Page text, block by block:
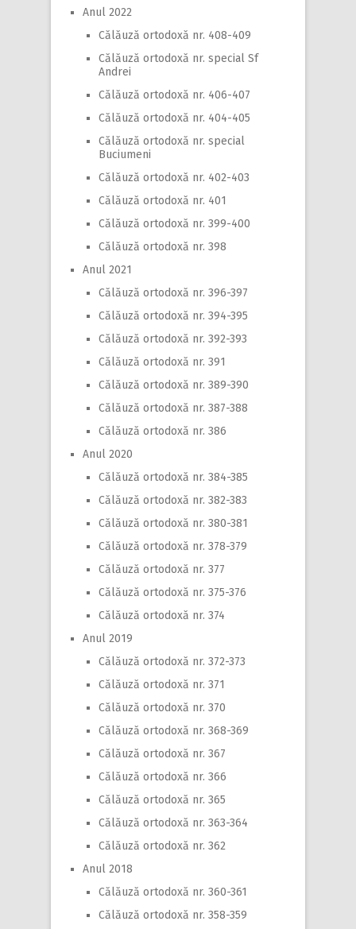
Anul 2022
Călăuză ortodoxă nr. 408-409
Călăuză ortodoxă nr. special Sf
Andrei
Călăuză ortodoxă nr. 406-407
Călăuză ortodoxă nr. 404-405
Călăuză ortodoxă nr. special
Buciumeni
Călăuză ortodoxă nr. 402-403
Călăuză ortodoxă nr. 401
Călăuză ortodoxă nr. 399-400
Călăuză ortodoxă nr. 398
Anul 2021
Călăuză ortodoxă nr. 396-397
Călăuză ortodoxă nr. 394-395
Călăuză ortodoxă nr. 392-393
Călăuză ortodoxă nr. 391
Călăuză ortodoxă nr. 389-390
Călăuză ortodoxă nr. 387-388
Călăuză ortodoxă nr. 386
Anul 2020
Călăuză ortodoxă nr. 384-385
Călăuză ortodoxă nr. 382-383
Călăuză ortodoxă nr. 380-381
Călăuză ortodoxă nr. 378-379
Călăuză ortodoxă nr. 377
Călăuză ortodoxă nr. 375-376
Călăuză ortodoxă nr. 374
Anul 2019
Călăuză ortodoxă nr. 372-373
Călăuză ortodoxă nr. 371
Călăuză ortodoxă nr. 370
Călăuză ortodoxă nr. 368-369
Călăuză ortodoxă nr. 367
Călăuză ortodoxă nr. 366
Călăuză ortodoxă nr. 365
Călăuză ortodoxă nr. 363-364
Călăuză ortodoxă nr. 362
Anul 2018
Călăuză ortodoxă nr. 360-361
Călăuză ortodoxă nr. 358-359